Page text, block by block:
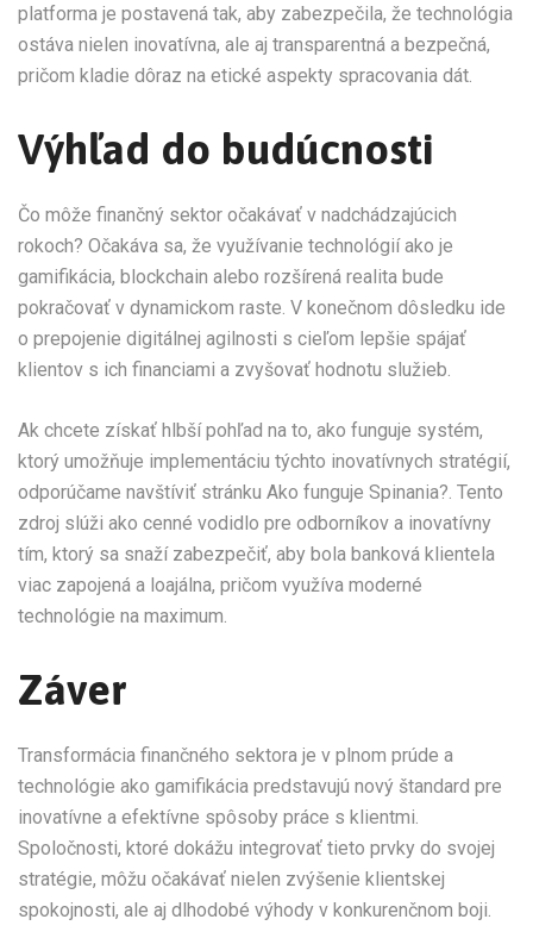
platforma je postavená tak, aby zabezpečila, že technológia
ostáva nielen inovatívna, ale aj transparentná a bezpečná,
pričom kladie dôraz na etické aspekty spracovania dát.
Výhľad do budúcnosti
Čo môže finančný sektor očakávať v nadchádzajúcich
rokoch? Očakáva sa, že využívanie technológií ako je
gamifikácia, blockchain alebo rozšírená realita bude
pokračovať v dynamickom raste. V konečnom dôsledku ide
o prepojenie digitálnej agilnosti s cieľom lepšie spájať
klientov s ich financiami a zvyšovať hodnotu služieb.
Ak chcete získať hlbší pohľad na to, ako funguje systém,
ktorý umožňuje implementáciu týchto inovatívnych stratégií,
odporúčame navštíviť stránku Ako funguje Spinania?. Tento
zdroj slúži ako cenné vodidlo pre odborníkov a inovatívny
tím, ktorý sa snaží zabezpečiť, aby bola banková klientela
viac zapojená a loajálna, pričom využíva moderné
technológie na maximum.
Záver
Transformácia finančného sektora je v plnom prúde a
technológie ako gamifikácia predstavujú nový štandard pre
inovatívne a efektívne spôsoby práce s klientmi.
Spoločnosti, ktoré dokážu integrovať tieto prvky do svojej
stratégie, môžu očakávať nielen zvýšenie klientskej
spokojnosti, ale aj dlhodobé výhody v konkurenčnom boji.